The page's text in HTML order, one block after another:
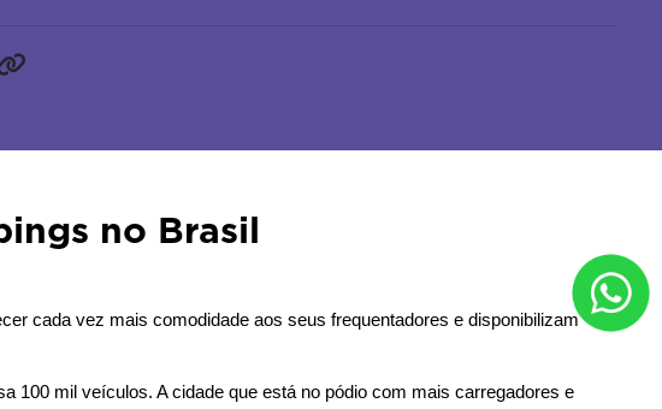
no Brasil
cada vez mais comodidade aos seus frequentadores e disponibilizam
100 mil veículos. A cidade que está no pódio com mais carregadores e